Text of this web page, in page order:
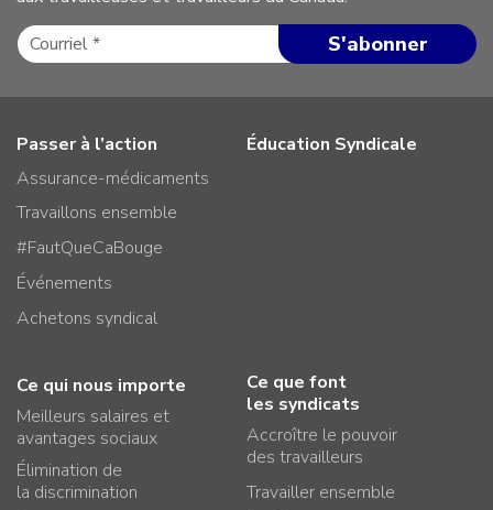
Passer à l’action
Assurance-médicaments
Travaillons ensemble
#FautQueCaBouge
Événements
Achetons syndical
Éducation Syndicale
Ce qui nous importe
Meilleurs salaires et
avantages sociaux
Élimination de
la discrimination
Ce que font
les syndicats
Accroître le pouvoir
des travailleurs
Travailler ensemble